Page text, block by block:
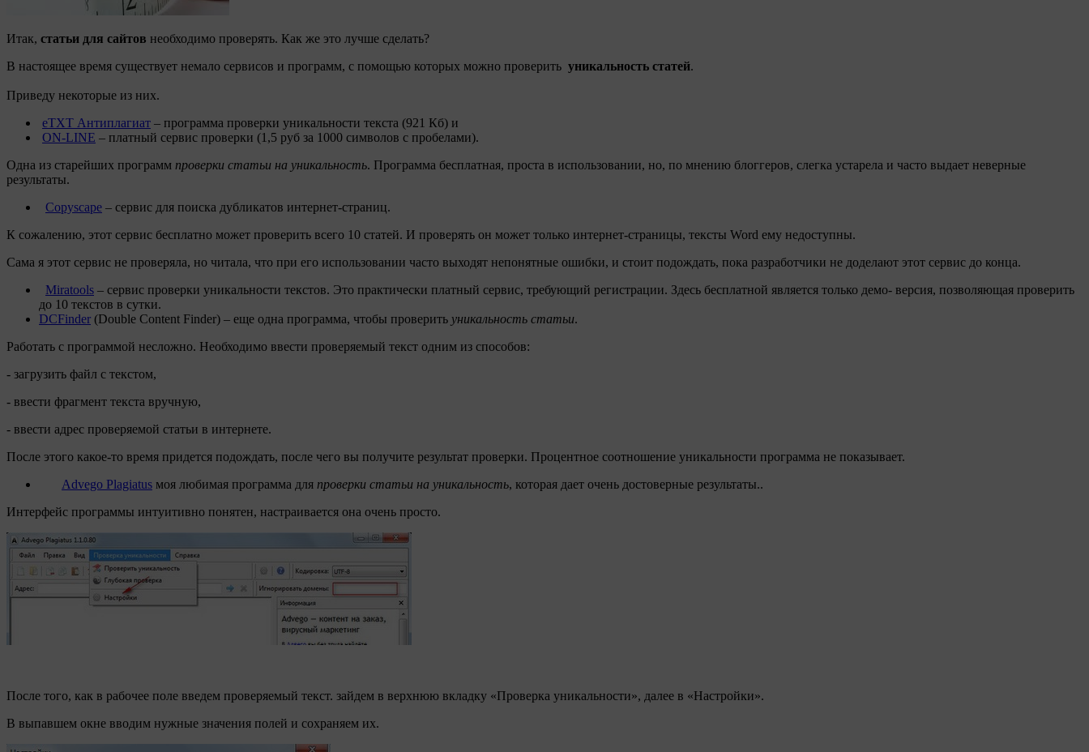
Итак, статьи для сайтов необходимо проверять. Как же это лучше сделать?
В настоящее время существует немало сервисов и программ, с помощью которых можно проверить уникальность статей.
Приведу некоторые из них.
eTXT Антиплагиат – программа проверки уникальности текста (921 Кб) и
ON-LINE – платный сервис проверки (1,5 руб за 1000 символов с пробелами).
Одна из старейших программ проверки статьи на уникальность. Программа бесплатная, проста в использовании, но, по мнению блоггеров, слегка устарела и часто выдает неверные
результаты.
Copyscape – сервис для поиска дубликатов интернет-страниц.
К сожалению, этот сервис бесплатно может проверить всего 10 статей. И проверять он может только интернет-страницы, тексты Word ему недоступны.
Сама я этот сервис не проверяла, но читала, что при его использовании часто выходят непонятные ошибки, и стоит подождать, пока разработчики не доделают этот сервис до конца.
Miratools – сервис проверки уникальности текстов. Это практически платный сервис, требующий регистрации. Здесь бесплатной является только демо- версия, позволяющая проверить
до 10 текстов в сутки.
DCFinder (Double Content Finder) – еще одна программа, чтобы проверить уникальность статьи.
Работать с программой несложно. Необходимо ввести проверяемый текст одним из способов:
- загрузить файл с текстом,
- ввести фрагмент текста вручную,
- ввести адрес проверяемой статьи в интернете.
После этого какое-то время придется подождать, после чего вы получите результат проверки. Процентное соотношение уникальности программа не показывает.
Advego Plagiatus моя любимая программа для проверки статьи на уникальность, которая дает очень достоверные результаты..
Интерфейс программы интуитивно понятен, настраивается она очень просто.
После того, как в рабочее поле введем проверяемый текст. зайдем в верхнюю вкладку «Проверка уникальности», далее в «Настройки».
В выпавшем окне вводим нужные значения полей и сохраняем их.